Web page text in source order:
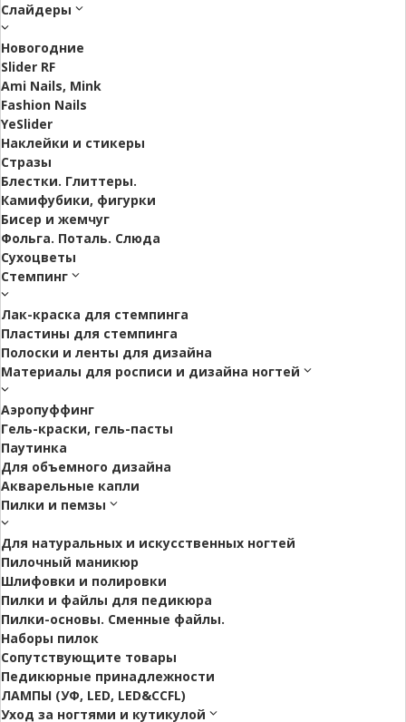
Слайдеры
Новогодние
Slider RF
Ami Nails, Mink
Fashion Nails
YeSlider
Наклейки и стикеры
Стразы
Блестки. Глиттеры.
Камифубики, фигурки
Бисер и жемчуг
Фольга. Поталь. Слюда
Сухоцветы
Стемпинг
Лак-краска для стемпинга
Пластины для стемпинга
Полоски и ленты для дизайна
Материалы для росписи и дизайна ногтей
Аэропуффинг
Гель-краски, гель-пасты
Паутинка
Для объемного дизайна
Акварельные капли
Пилки и пемзы
Для натуральных и искусственных ногтей
Пилочный маникюр
Шлифовки и полировки
Пилки и файлы для педикюра
Пилки-основы. Сменные файлы.
Наборы пилок
Сопутствующите товары
Педикюрные принадлежности
ЛАМПЫ (УФ, LED, LED&CCFL)
Уход за ногтями и кутикулой